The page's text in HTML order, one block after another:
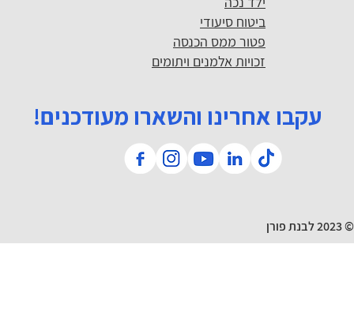
ביטוח סיעודי
פטור ממס הכנסה
זכויות אלמנים ויתומים
עקבו אחרינו והשארו מעודכנים!
© 2023 לבנת פורן